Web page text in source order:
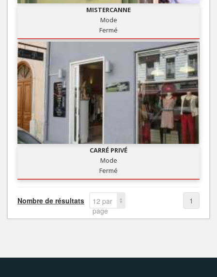
MISTERCANNE
Mode
Fermé
CARRÉ PRIVÉ
Mode
Fermé
Nombre de résultats
12 par
page
1